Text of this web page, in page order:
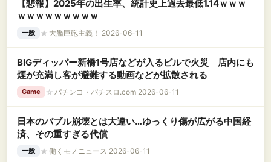
【悲報】2025年の出生率、統計史上過去最低1.14ｗｗｗ
ｗｗｗｗｗｗｗｗｗ
一般 ★ 大艦巨砲主義！ 2026-06-11
BIGディッパー新橋1号店などが入るビルで火災 店内にも
煙が充満し客が避難する動画などが拡散される
Game ☆ パチンコ・パチスロ.com 2026-06-11
日本のバブル崩壊とは大違い…ゆっくり傷が広がる中国経
済、その重すぎる代償
一般 ★ 働くモノニュース 2026-06-11